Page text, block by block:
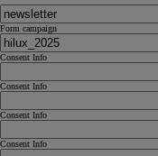
Form campaign
Consent Info
Consent Info
Consent Info
Consent Info